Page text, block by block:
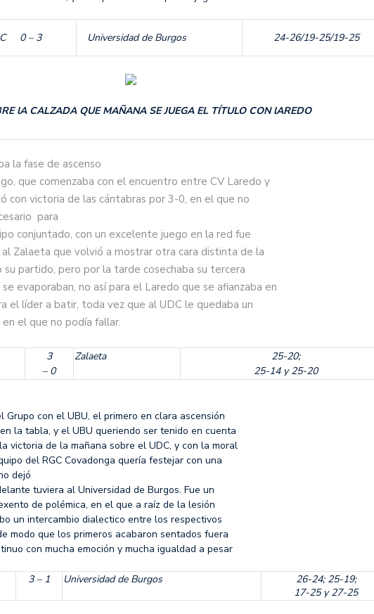
0 – 3
Universidad de Burgos 24-26/19-25/19-25
lA CALZADA QUE MAÑANA SE JUEGA EL TÍTULO CON lAREDO
la fase de ascenso
que comenzaba con el encuentro entre CV Laredo y
con victoria de las cántabras por 3-0, en el que no
para
conjuntado, con un excelente juego en la red fue
Zalaeta que volvió a mostrar otra cara distinta de la
su partido, pero por la tarde cosechaba su tercera
evaporaban, no así para el Laredo que se afianzaba en
el líder a batir, toda vez que al UDC le quedaba un
el que no podía fallar.
3
– 0
Zalaeta
25-20;
25-14 y 25-20
con el UBU, el primero en clara ascensión
la tabla, y el UBU queriendo ser tenido en cuenta
victoria de la mañana sobre el UDC, y con la moral
del RGC Covadonga quería festejar con una
dejó
tuviera al Universidad de Burgos. Fue un
de polémica, en el que a raíz de la lesión
un intercambio dialectico entre los respectivos
modo que los primeros acabaron sentados fuera
con mucha emoción y mucha igualdad a pesar
3 – 1 Universidad de Burgos
26-24; 25-19;
17-25 y 27-25